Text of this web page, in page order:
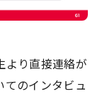
より直接連絡が
てのインタビュ